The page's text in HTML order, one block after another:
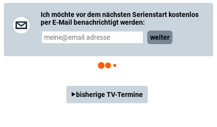
Ich möchte vor dem nächsten Serienstart kostenlos
per E-Mail benachrichtigt werden:
weiter
bisherige TV-Termine